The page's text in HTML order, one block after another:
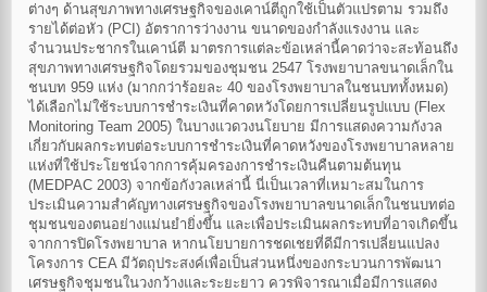
ต่างๆ ด้านสุขภาพทางเศรษฐกิจของเคาน์ตีถูกใช้เป็นตัวแปรตาม รวมถึง
รายได้ต่อหัว (PCI) อัตราการว่างงาน ขนาดของกำลังแรงงาน และ
จำนวนประชากรในเคาน์ตี มาตรการแต่ละข้อเหล่านี้คาดว่าจะสะท้อนถึง
สุขภาพทางเศรษฐกิจโดยรวมของชุมชน 2547 โรงพยาบาลขนาดเล็กใน
ชนบท 959 แห่ง (มากกว่าร้อยละ 40 ของโรงพยาบาลในชนบททั้งหมด)
ได้เลือกไม่ใช้ระบบการชำระเงินที่คาดหวังโดยการเปลี่ยนรูปแบบ (Flex
Monitoring Team 2005) ในบางแวดวงนโยบาย มีการแสดงความกังวล
เกี่ยวกับผลกระทบต่อระบบการชำระเงินที่คาดหวังของโรงพยาบาลหลาย
แห่งที่ใช้ประโยชน์จากการคุ้มครองการชำระเงินคืนตามต้นทุน
(MEDPAC 2003) จากข้อกังวลเหล่านี้ นี่เป็นเวลาที่เหมาะสมในการ
ประเมินความสำคัญทางเศรษฐกิจของโรงพยาบาลขนาดเล็กในชนบทต่อ
ชุมชนของตนอย่างแม่นยำยิ่งขึ้น และเพื่อประเมินผลกระทบที่อาจเกิดขึ้น
จากการปิดโรงพยาบาล หากนโยบายการชดเชยที่ดีมีการเปลี่ยนแปลง
โครงการ CEA มีวัตถุประสงค์เพื่อเป็นส่วนหนึ่งของกระบวนการพัฒนา
เศรษฐกิจชุมชนในวงกว้างและระยะยาว ควรพิจารณาเมื่อมีการแสดง